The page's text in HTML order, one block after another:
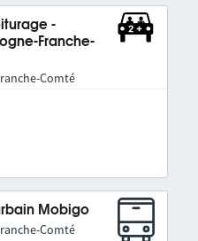
-
Franche-
Comté
Mobigo
Comté